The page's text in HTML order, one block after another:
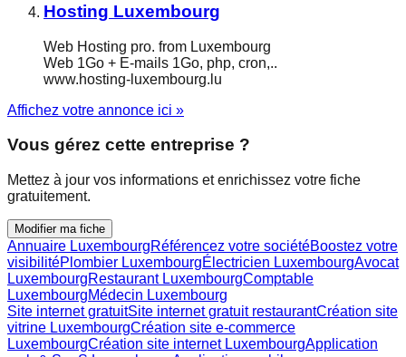
Hosting Luxembourg
Web Hosting pro. from Luxembourg
Web 1Go + E-mails 1Go, php, cron,..
www.hosting-luxembourg.lu
Affichez votre annonce ici »
Vous gérez cette entreprise ?
Mettez à jour vos informations et enrichissez votre fiche
gratuitement.
Modifier ma fiche
Annuaire LuxembourgRéférencez votre sociétéBoostez votre
visibilitéPlombier LuxembourgÉlectricien LuxembourgAvocat
LuxembourgRestaurant LuxembourgComptable
LuxembourgMédecin Luxembourg
Site internet gratuitSite internet gratuit restaurantCréation site
vitrine LuxembourgCréation site e-commerce
LuxembourgCréation site internet LuxembourgApplication